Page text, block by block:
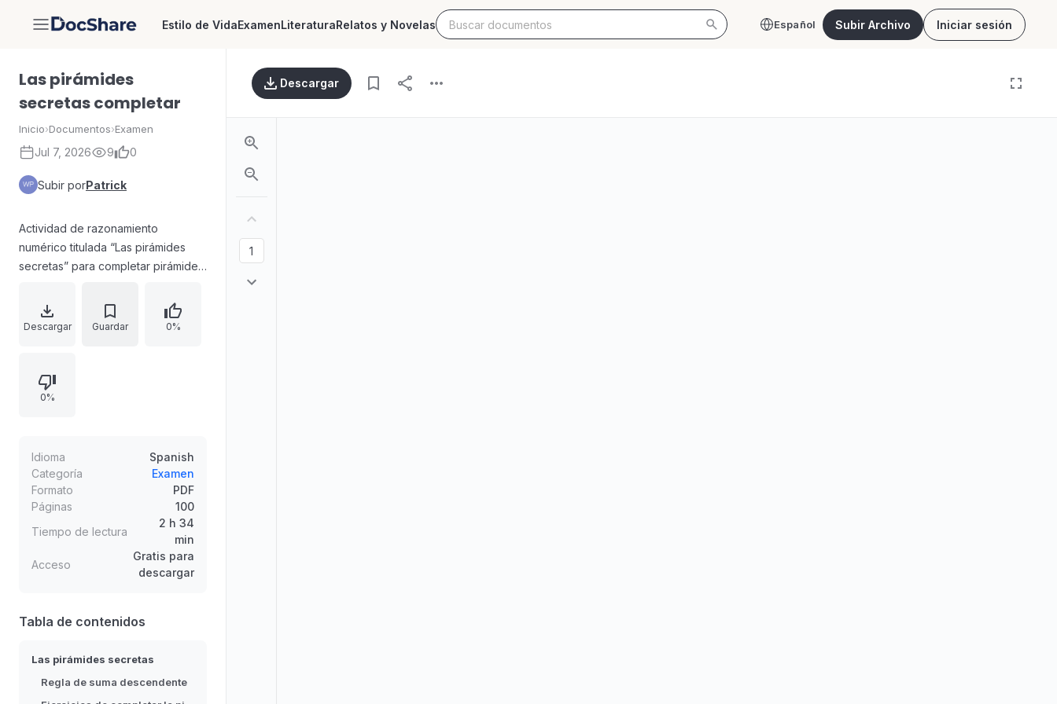
DocShare Estilo de VidaExamenLiteraturaRelatos y Novelas Español Subir Archivo Iniciar sesión
Las pirámides
secretas completar
Inicio›Documentos›Examen
Jul 7, 2026 9 0
Subir porPatrick
Actividad de razonamiento
numérico titulada “Las pirámides
secretas” para completar pirámides.
obtiene como la suma de los dos
números situados directamente
casillas superiores en blanco,
retando a identificar las cantidades
según la regla de suma
descendente. Incluye el enunciado
“¿Eres capaz de completar la
pirámide?”.
Descargar Guardar 0%
0%
Idioma
Spanish
Categoría
Examen
Formato
PDF
Páginas
100
Tiempo de lectura
2 h 34
min
Acceso
Gratis para
descargar
Tabla de contenidos
Las pirámides secretas
Regla de suma descendente
Descargar